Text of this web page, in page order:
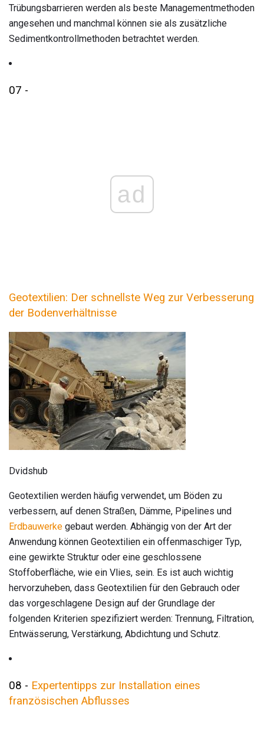
Trübungsbarrieren werden als beste Managementmethoden
angesehen und manchmal können sie als zusätzliche
Sedimentkontrollmethoden betrachtet werden.
07 -
ad
Geotextilien: Der schnellste Weg zur Verbesserung
der Bodenverhältnisse
Dvidshub
Geotextilien werden häufig verwendet, um Böden zu
verbessern, auf denen Straßen, Dämme, Pipelines und
Erdbauwerke gebaut werden. Abhängig von der Art der
Anwendung können Geotextilien ein offenmaschiger Typ,
eine gewirkte Struktur oder eine geschlossene
Stoffoberfläche, wie ein Vlies, sein. Es ist auch wichtig
hervorzuheben, dass Geotextilien für den Gebrauch oder
das vorgeschlagene Design auf der Grundlage der
folgenden Kriterien spezifiziert werden: Trennung, Filtration,
Entwässerung, Verstärkung, Abdichtung und Schutz.
08 - Expertentipps zur Installation eines
französischen Abflusses